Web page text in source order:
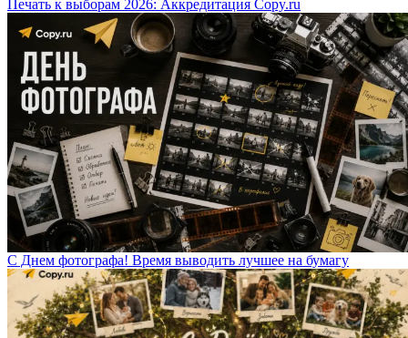
Печать к выборам 2026: Аккредитация Copy.ru
С Днем фотографа! Время выводить лучшее на бумагу